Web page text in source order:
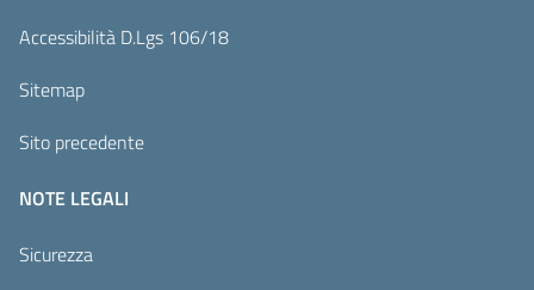
Accessibilità D.Lgs 106/18
Sitemap
Sito precedente
NOTE LEGALI
Sicurezza